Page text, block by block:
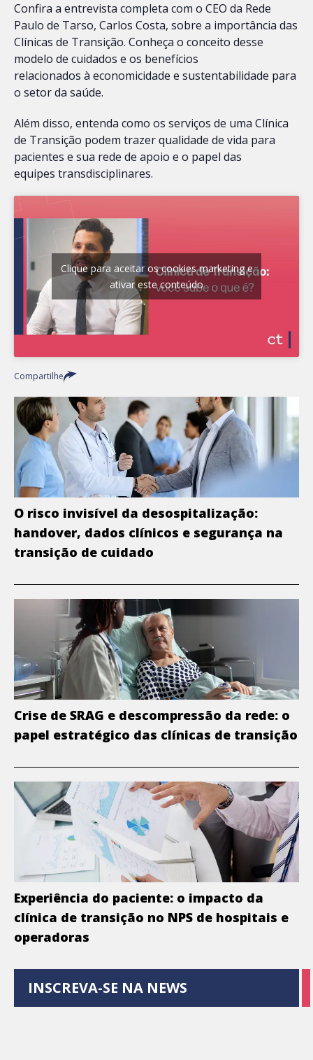
Confira a entrevista completa com o CEO da Rede
Paulo de Tarso, Carlos Costa, sobre a importância das
Clínicas de Transição. Conheça o conceito desse
modelo de cuidados e os benefícios
relacionados à economicidade e sustentabilidade para
o setor da saúde.
Além disso, entenda como os serviços de uma Clínica
de Transição podem trazer qualidade de vida para
pacientes e sua rede de apoio e o papel das
equipes transdisciplinares.
Clique para aceitar os cookies marketing e
ativar este conteúdo
Compartilhe
O risco invisível da desospitalização:
handover, dados clínicos e segurança na
transição de cuidado
Crise de SRAG e descompressão da rede: o
papel estratégico das clínicas de transição
Experiência do paciente: o impacto da
clínica de transição no NPS de hospitais e
operadoras
INSCREVA-SE NA NEWS